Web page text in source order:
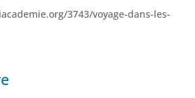
3743/voyage-dans-les-